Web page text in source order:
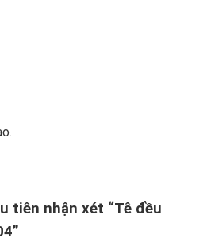
tiên nhận xét “Tê đều